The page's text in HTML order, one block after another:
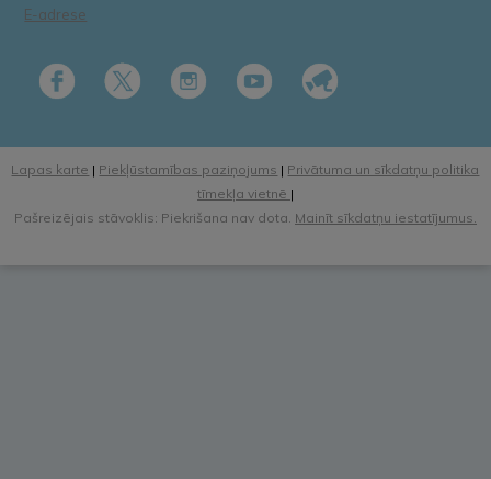
E-adrese
Lapas karte | Piekļūstamības paziņojums | Privātuma un sīkdatņu politika
tīmekļa vietnē |
Pašreizējais stāvoklis: Piekrišana nav dota. Mainīt sīkdatņu iestatījumus.